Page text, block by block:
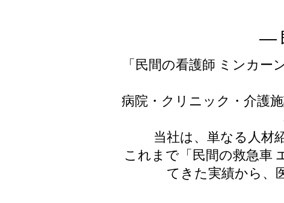
―
「民間の看護師 ミンカ
病院・クリニック・介護
当社は、単なる人材
これまで「民間の救急車
てきた実績から、